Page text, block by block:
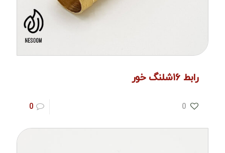
رابط ۱۶شلنگ خور
0
0